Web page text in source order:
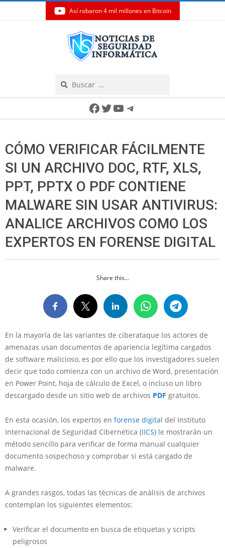
Así robaron 4 mil millones en Bitcoin
Facebook
Twitter
YouTube
Telegram
CÓMO VERIFICAR FÁCILMENTE
SI UN ARCHIVO DOC, RTF, XLS,
PPT, PPTX O PDF CONTIENE
MALWARE SIN USAR ANTIVIRUS:
ANALICE ARCHIVOS COMO LOS
EXPERTOS EN FORENSE DIGITAL
Share this...
En la mayoría de las variantes de ciberataque los actores de
amenazas usan documentos de apariencia legítima cargados
de software malicioso, es por ello que los investigadores suelen
decir que todo comienza con un archivo de Word, presentación
en Power Point, hoja de cálculo de Excel, o incluso un libro
descargado desde un sitio web de archivos PDF gratuitos.
En esta ocasión, los expertos en forense digital del Instituto
Internacional de Seguridad Cibernética (IICS) le mostrarán un
método sencillo para verificar de forma manual cualquier
documento sospechoso y comprobar si está cargado de
malware.
A grandes rasgos, todas las técnicas de análisis de archivos
contemplan los siguientes elementos:
Verificar el documento en busca de etiquetas y scripts
peligrosos